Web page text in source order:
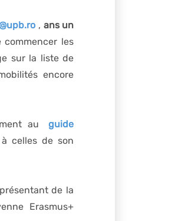
, ans un
les
sur la liste de
encore
au
guide
celles de son
de la
Erasmus+